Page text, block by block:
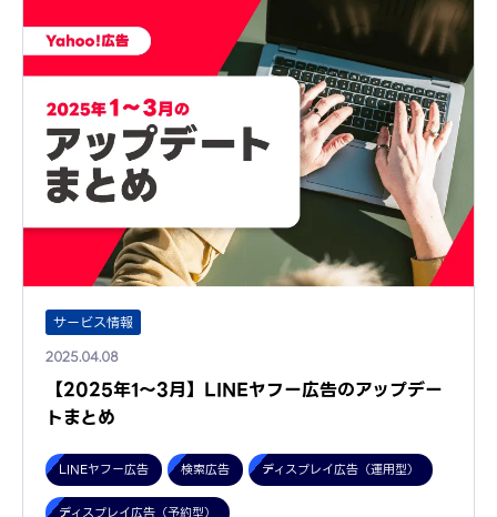
サービス情報
2025.04.08
【2025年1～3月】LINEヤフー広告のアップデー
トまとめ
LINEヤフー広告 検索広告 ディスプレイ広告（運用型）
ディスプレイ広告（予約型）